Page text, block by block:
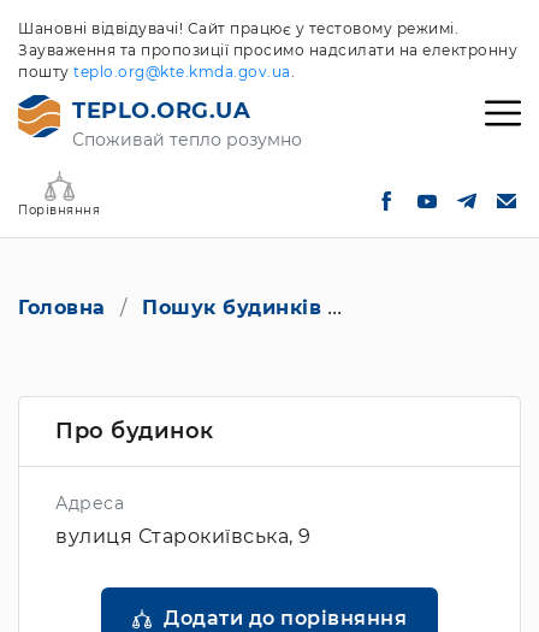
Шановні відвідувачі! Сайт працює у тестовому режимі.
Зауваження та пропозиції просимо надсилати на електронну
пошту teplo.org@kte.kmda.gov.ua.
TEPLO.ORG.UA
Споживай тепло розумно
Порівняння
Головна Пошук будинків
Про будинок
Адреса
вулиця Старокиївська, 9
Додати до порівняння